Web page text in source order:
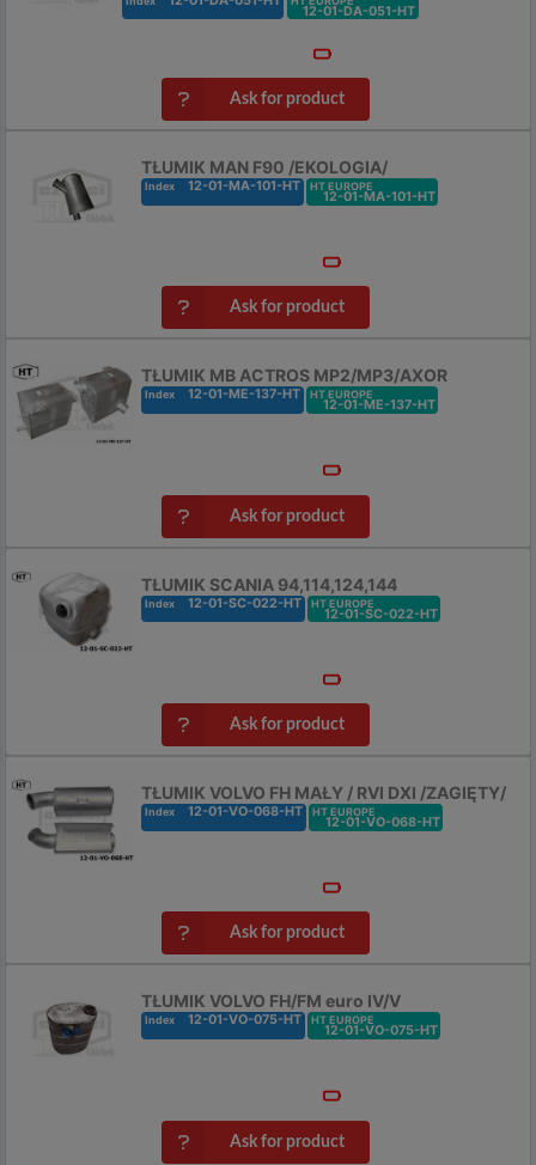
12-01-DA-051-HT
Ask for product
TŁUMIK MAN F90 /EKOLOGIA/
Index 12-01-MA-101-HT HT EUROPE
12-01-MA-101-HT
Ask for product
TŁUMIK MB ACTROS MP2/MP3/AXOR
Index 12-01-ME-137-HT HT EUROPE
12-01-ME-137-HT
Ask for product
TŁUMIK SCANIA 94,114,124,144
Index 12-01-SC-022-HT HT EUROPE
12-01-SC-022-HT
Ask for product
TŁUMIK VOLVO FH MAŁY / RVI DXI /ZAGIĘTY/
Index 12-01-VO-068-HT HT EUROPE
12-01-VO-068-HT
Ask for product
TŁUMIK VOLVO FH/FM euro IV/V
Index 12-01-VO-075-HT HT EUROPE
12-01-VO-075-HT
Ask for product